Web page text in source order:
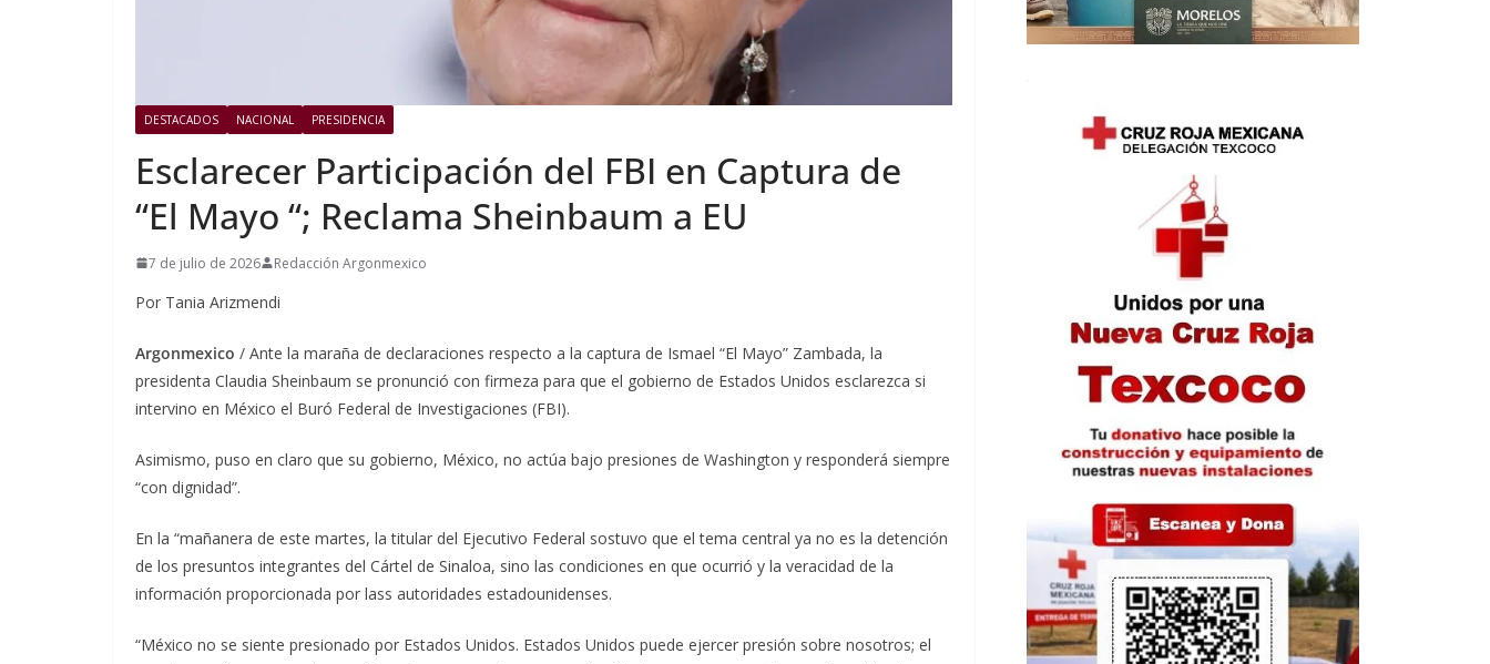
DESTACADOS NACIONAL PRESIDENCIA
Esclarecer Participación del FBI en Captura de
“El Mayo “; Reclama Sheinbaum a EU
7 de julio de 2026 Redacción Argonmexico
Por Tania Arizmendi
Argonmexico / Ante la maraña de declaraciones respecto a la captura de Ismael “El Mayo” Zambada, la
presidenta Claudia Sheinbaum se pronunció con firmeza para que el gobierno de Estados Unidos esclarezca si
intervino en México el Buró Federal de Investigaciones (FBI).
Asimismo, puso en claro que su gobierno, México, no actúa bajo presiones de Washington y responderá siempre
“con dignidad”.
En la “mañanera de este martes, la titular del Ejecutivo Federal sostuvo que el tema central ya no es la detención
de los presuntos integrantes del Cártel de Sinaloa, sino las condiciones en que ocurrió y la veracidad de la
información proporcionada por lass autoridades estadounidenses.
“México no se siente presionado por Estados Unidos. Estados Unidos puede ejercer presión sobre nosotros; el